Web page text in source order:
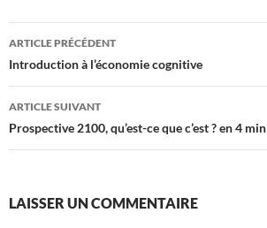
Navigation
des
articles
ARTICLE PRÉCÉDENT
Introduction à l’économie cognitive
ARTICLE SUIVANT
Prospective 2100, qu’est-ce que c’est ? en 4 min
LAISSER UN COMMENTAIRE